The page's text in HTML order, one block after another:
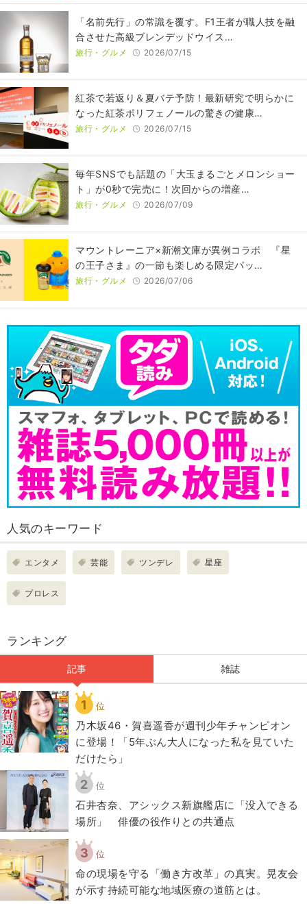
​​「名前先行」の常識を覆す。F1王者が職人技を融
合させた高級ブレンデッドウイス…
旅行・グルメ 2026/07/15
紅茶で若返り＆夏バテ予防！最新研究で明らかに
なった紅茶ポリフェノールの驚きの健康…
旅行・グルメ 2026/07/15
毎年SNSでも話題の「大玉まるごとメロンショー
ト」が0秒で完売に！次回からの増産…
旅行・グルメ 2026/07/09
マウントレーニア×新潮文庫が異例コラボ 『星
の王子さま』の一節も楽しめる限定パッ…
旅行・グルメ 2026/07/06
人気のキーワード
エンタメ 芸能 ツンデレ 星座
プロレス
ランキング
記事 雑誌
1 位
乃木坂46・賀喜遥香が週刊少年チャンピオン
に登場！「5年ぶん大人になった私を見ていた
だけたら」
2 位
石井杏奈、アシックス新旗艦店に「没入できる
場所」 俳優の役作りとの共通点
3 位
​命の現場を守る「働き方改革」の真実。晃友会
が示す持続可能な地域医療の道筋とは。